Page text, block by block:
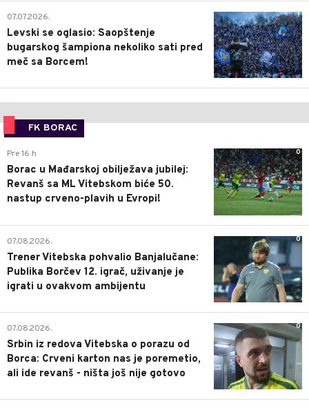
1
07.07.2026.
Levski se oglasio: Saopštenje
bugarskog šampiona nekoliko sati pred
meč sa Borcem!
FK BORAC
0
Pre 16 h
Borac u Mađarskoj obilježava jubilej:
Revanš sa ML Vitebskom biće 50.
nastup crveno-plavih u Evropi!
0
07.08.2026.
Trener Vitebska pohvalio Banjalučane:
Publika Borčev 12. igrač, uživanje je
igrati u ovakvom ambijentu
0
07.08.2026.
Srbin iz redova Vitebska o porazu od
Borca: Crveni karton nas je poremetio,
ali ide revanš - ništa još nije gotovo